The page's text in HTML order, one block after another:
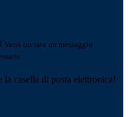
Verrà inviato un messaggio
casella di posta elettronica!